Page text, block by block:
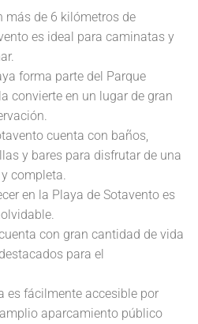
más de 6 kilómetros de
es ideal para caminatas y
forma parte del Parque
convierte en un lugar de gran
cuenta con baños,
y bares para disfrutar de una
completa.
en la Playa de Sotavento es
con gran cantidad de vida
para el
es fácilmente accesible por
aparcamiento público